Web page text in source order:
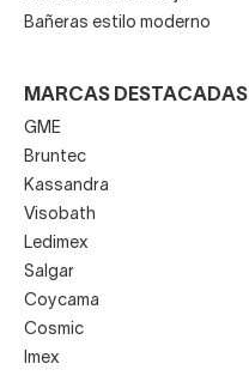
Bañeras estilo moderno
MARCAS DESTACADAS
GME
Bruntec
Kassandra
Visobath
Ledimex
Salgar
Coycama
Cosmic
Imex